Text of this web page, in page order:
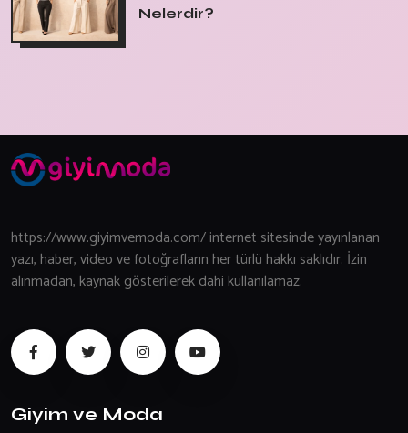
Nelerdir?
https://www.giyimvemoda.com/ internet sitesinde yayınlanan
yazı, haber, video ve fotoğrafların her türlü hakkı saklıdır. İzin
alınmadan, kaynak gösterilerek dahi kullanılamaz.
Giyim ve Moda